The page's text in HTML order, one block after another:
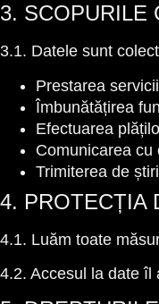
3. SCOPURILE
3.1. Datele sunt
Prestarea
Îmbunătățirea
Efectuarea
Comunicarea cu
Trimiterea de
4. PROTECȚIA
4.1. Luăm toate
4.2. Accesul la date îl